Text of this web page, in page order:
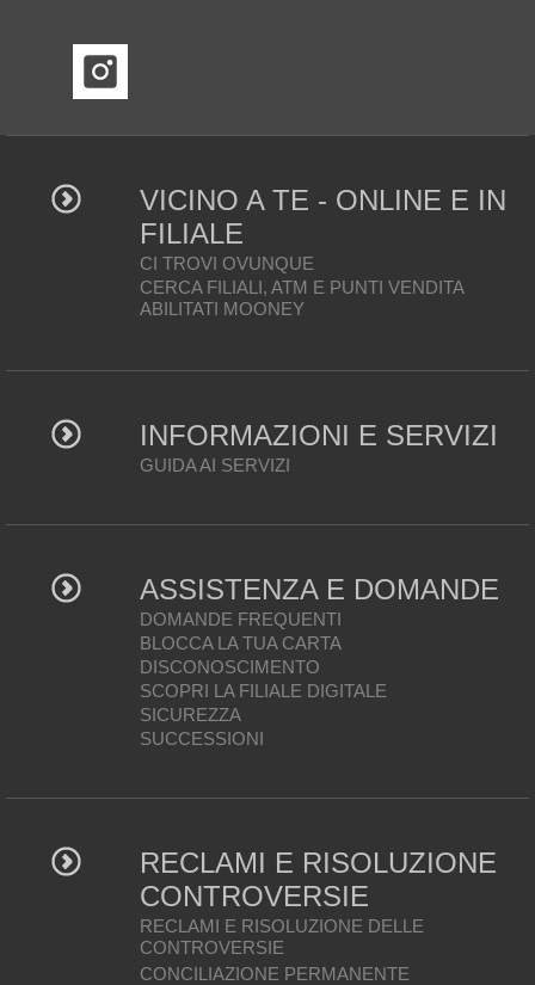
VICINO A TE - ONLINE E IN
FILIALE
CI TROVI OVUNQUE
CERCA FILIALI, ATM E PUNTI VENDITA
ABILITATI MOONEY
INFORMAZIONI E SERVIZI
GUIDA AI SERVIZI
ASSISTENZA E DOMANDE
DOMANDE FREQUENTI
BLOCCA LA TUA CARTA
DISCONOSCIMENTO
SCOPRI LA FILIALE DIGITALE
SICUREZZA
SUCCESSIONI
RECLAMI E RISOLUZIONE
CONTROVERSIE
RECLAMI E RISOLUZIONE DELLE
CONTROVERSIE
CONCILIAZIONE PERMANENTE